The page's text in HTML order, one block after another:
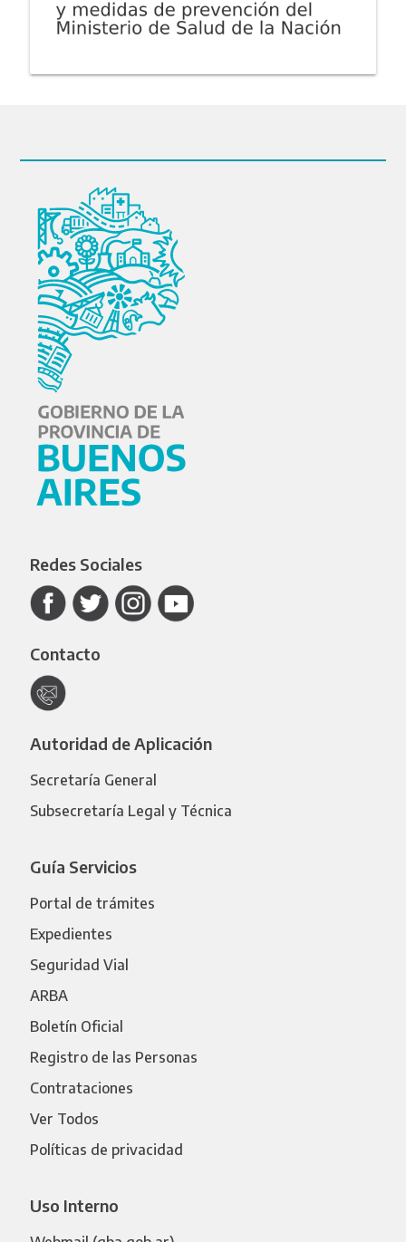
Redes Sociales
Contacto
Autoridad de Aplicación
Secretaría General
Subsecretaría Legal y Técnica
Guía Servicios
Portal de trámites
Expedientes
Seguridad Vial
ARBA
Boletín Oficial
Registro de las Personas
Contrataciones
Ver Todos
Políticas de privacidad
Uso Interno